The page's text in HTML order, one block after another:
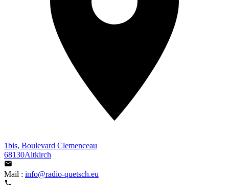
1bis, Boulevard Clemenceau
68130Altkirch
Mail : info@radio-quetsch.eu